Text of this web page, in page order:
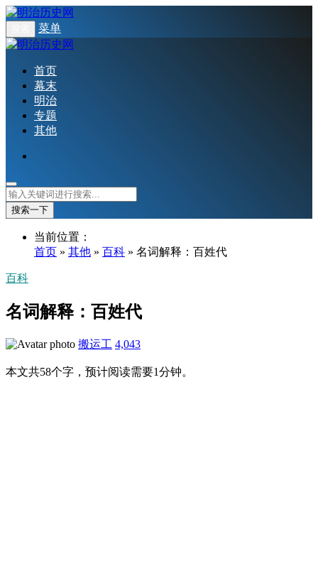
菜单
首页
幕末
明治
专题
其他
搜索一下
当前位置：
首页 » 其他 » 百科 » 名词解释：百姓代
百科
名词解释：百姓代
搬运工 4,043
本文共58个字，预计阅读需要1分钟。